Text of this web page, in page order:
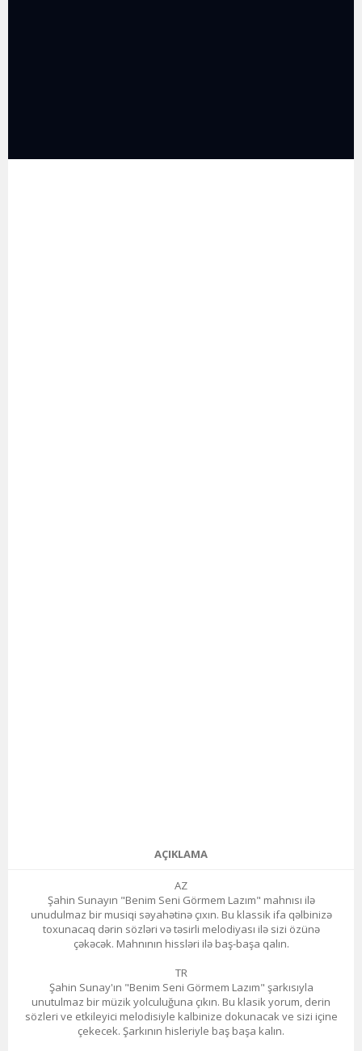
AÇIKLAMA
AZ
Şahin Sunayın "Benim Seni Görmem Lazım" mahnısı ilə
unudulmaz bir musiqi səyahətinə çıxın. Bu klassik ifa qəlbinizə
toxunacaq dərin sözləri və təsirli melodiyası ilə sizi özünə
çəkəcək. Mahnının hissləri ilə baş-başa qalın.
TR
Şahin Sunay'ın "Benim Seni Görmem Lazım" şarkısıyla
unutulmaz bir müzik yolculuğuna çıkın. Bu klasik yorum, derin
sözleri ve etkileyici melodisiyle kalbinize dokunacak ve sizi içine
çekecek. Şarkının hisleriyle baş başa kalın.